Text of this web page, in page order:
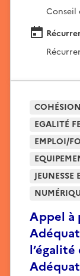
Conseil
Appel à
l’égalité
Adéquat
COHÉSION
EGALITÉ
EMPLOI/